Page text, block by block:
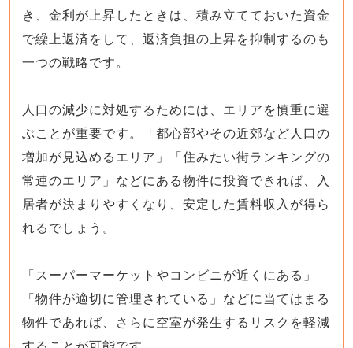
き、金利が上昇したときは、積み立てておいた資金
で繰上返済をして、返済負担の上昇を抑制するのも
一つの戦略です。
人口の減少に対処するためには、エリアを慎重に選
ぶことが重要です。「都心部やその近郊など人口の
増加が見込めるエリア」「住みたい街ランキングの
常連のエリア」などにある物件に投資できれば、入
居者が決まりやすくなり、安定した賃料収入が得ら
れるでしょう。
「スーパーマーケットやコンビニが近くにある」
「物件が適切に管理されている」などに当てはまる
物件であれば、さらに空室が発生するリスクを軽減